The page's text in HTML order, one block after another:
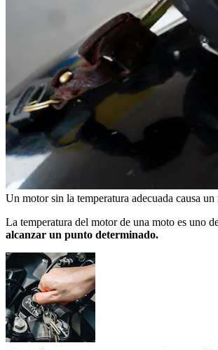
Un motor sin la temperatura adecuada causa
La temperatura del motor de una moto es uno
alcanzar un punto determinado.